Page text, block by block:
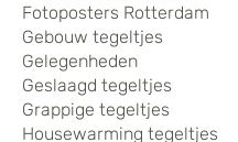
Fotoposters Rotterdam
Gebouw tegeltjes
Gelegenheden
Geslaagd tegeltjes
Grappige tegeltjes
Housewarming tegeltjes